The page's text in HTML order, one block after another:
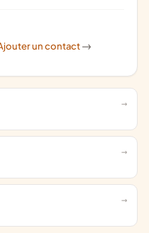
un contact ->